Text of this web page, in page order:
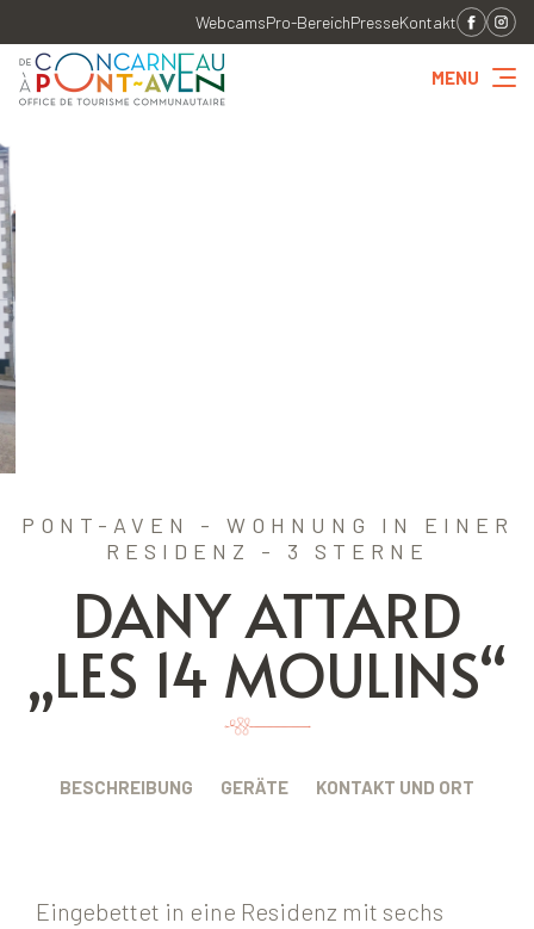
WebcamsPro-BereichPresseKontakt
MENU
PONT-AVEN - WOHNUNG IN EINER
RESIDENZ - 3 STERNE
DANY ATTARD
„LES 14 MOULINS“
BESCHREIBUNG GERÄTE KONTAKT UND ORT
Eingebettet in eine Residenz mit sechs